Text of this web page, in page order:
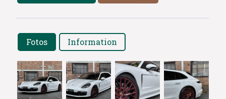
Fotos Information